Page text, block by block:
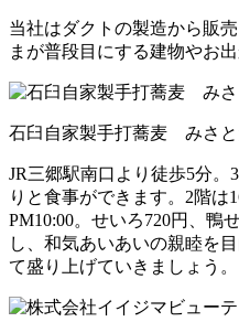
当社はダクトの製造から販
まが普段目にする建物やお
石臼自家製手打蕎麦 みさと
JR三郷駅南口より徒歩5分
りと食事ができます。2階は
PM10:00。せいろ720円、鴨
し、和気あいあいの親睦を
て盛り上げていきましょう